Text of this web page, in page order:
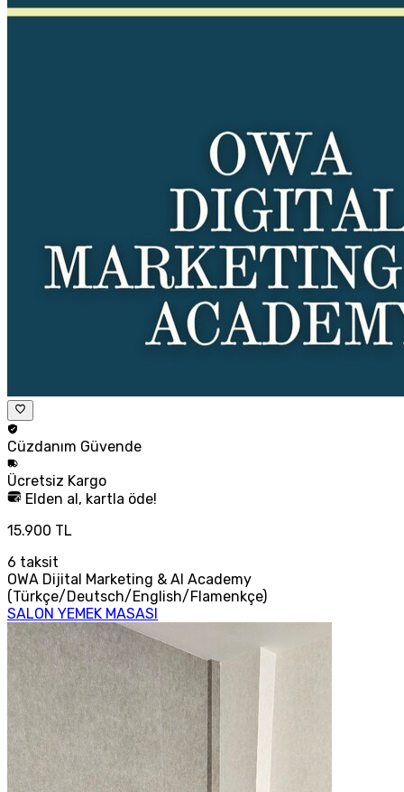
Cüzdanım Güvende
Ücretsiz Kargo
Elden al, kartla öde!
15.900 TL
6 taksit
OWA Dijital Marketing & AI Academy
(Türkçe/Deutsch/English/Flamenkçe)
SALON YEMEK MASASI